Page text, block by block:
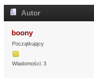
Autor
boony
Początkujący
Wiadomości: 3